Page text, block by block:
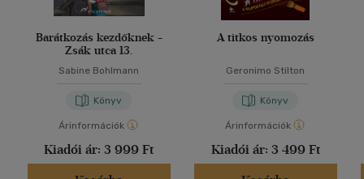
Barátkozás kezdőknek -
Zsák utca 13.
Sabine Bohlmann
Könyv
Árinformációk
Kiadói ár: 3 999 Ft
A titkos nyomozás
Geronimo Stilton
Könyv
Árinformációk
Kiadói ár: 3 499 Ft